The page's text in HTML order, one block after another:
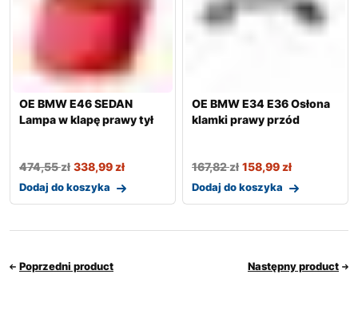
OE BMW E46 SEDAN
Lampa w klapę prawy tył
474,55zł 338,99zł
Dodaj do koszyka
OE BMW E34 E36 Osłona
klamki prawy przód
167,82zł 158,99zł
Dodaj do koszyka
Poprzedni product Następny product